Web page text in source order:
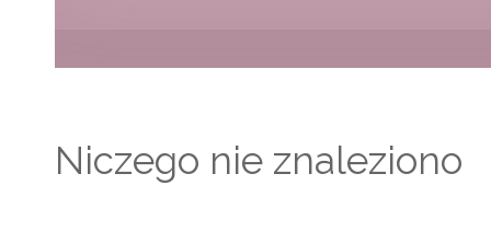
Niczego nie znaleziono